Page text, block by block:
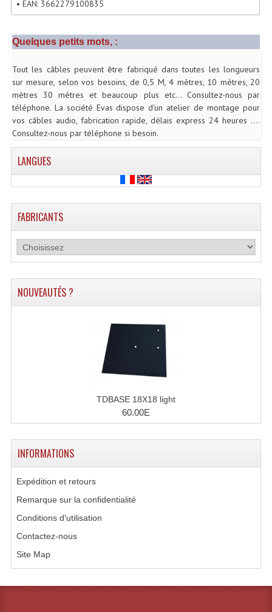
Enceintes Monitoring
Haut-Parleurs Moteurs Tweeters Filtres
Haut Parleurs Sono
Filtres Passifs
Moteurs Pavillons Pour Enceinte
Lecteurs Audio & Sources
Lecteurs Cd À Plats Lecteur MP3
Lecteurs Double Cd Mixage Intégrée
Lecteurs Double Cd MP3
Minidisc
Microphones Filaires
• EAN: 3662279100835
Quelques petits mots, :
Tout les câbles peuvent être fabriqué dans toutes les longueurs
sur mesure, selon vos besoins, de 0,5 M, 4 mètres, 10 mètres, 20
mètres 30 mètres et beaucoup plus etc... Consultez-nous par
téléphone. La société Evas dispose d'un atelier de montage pour
vos câbles audio, fabrication rapide, délais express 24 heures ....
Consultez-nous par téléphone si besoin.
LANGUES
FABRICANTS
NOUVEAUTÉS ?
TDBASE 18X18 light
60.00E
INFORMATIONS
Expédition et retours
Remarque sur la confidentialité
Conditions d'utilisation
Contactez-nous
Site Map